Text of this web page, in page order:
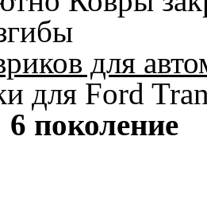
для
для Ford
6 поколение